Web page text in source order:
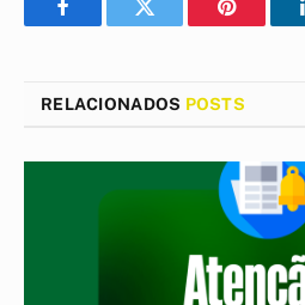
FacebookTwitter Pinterest
RELACIONADOS POSTS